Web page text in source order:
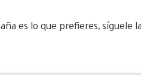
es lo que prefieres,